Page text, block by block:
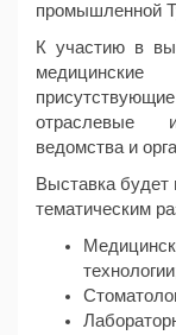
промышленной
К участию в
медицинские
отраслевые
ведомства и
Выставка
тематическим